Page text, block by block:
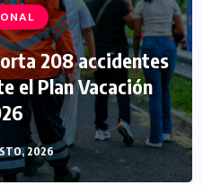
208 accidentes
el Plan Vacación
2026